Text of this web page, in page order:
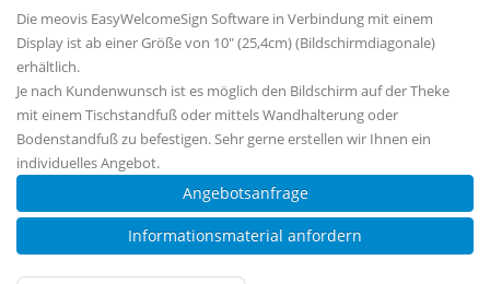
Die meovis EasyWelcomeSign Software in Verbindung mit einem
Display ist ab einer Größe von 10" (25,4cm) (Bildschirmdiagonale)
erhältlich.
Je nach Kundenwunsch ist es möglich den Bildschirm auf der Theke
mit einem Tischstandfuß oder mittels Wandhalterung oder
Bodenstandfuß zu befestigen. Sehr gerne erstellen wir Ihnen ein
individuelles Angebot.
Angebotsanfrage
Informationsmaterial anfordern